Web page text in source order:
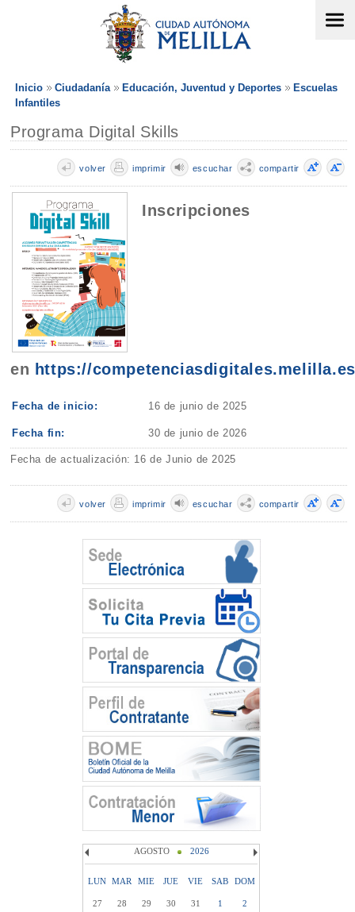
Inicio Ciudadanía Educación, Juventud y Deportes
Escuelas
Infantiles
Programa Digital Skills
compartir
escuchar
imprimir
volver
Inscripciones
en https://
Fecha de inicio: 16 de junio de 2025
Fecha fin: 30 de junio de 2026
Fecha de actualización: 16 de Junio de 2025
compartir
escuchar
imprimir
volver
AGOSTO 2026
LUN MAR MIE JUE VIE SAB DOM
27 28 29 30 31 1
2